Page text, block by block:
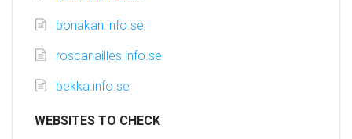
bonakan.info.se
roscanailles.info.se
bekka.info.se
WEBSITES TO CHECK